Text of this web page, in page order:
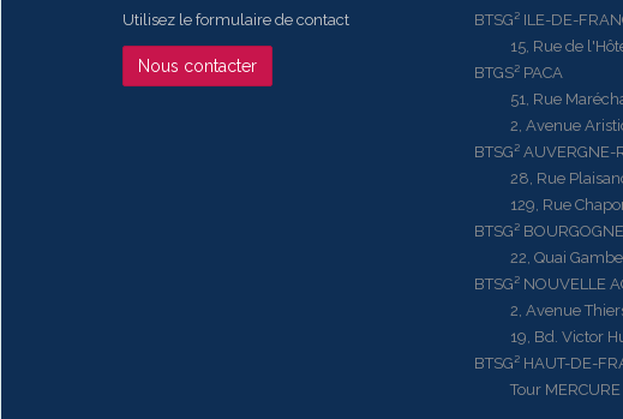
Utilisez le formulaire de contact
Nous contacter
BTSG² ILE-DE-
15, Rue de l'Hôtel
BTGS² PACA
51, Rue
2, Avenue
BTSG² AUVERGNE-
28, Rue
129, Rue
BTSG²
22, Quai
BTSG² NOUVELLE
2, Avenue Thiers
19, Bd. Victor
BTSG² HAUT-DE-
Tour MERCURE -